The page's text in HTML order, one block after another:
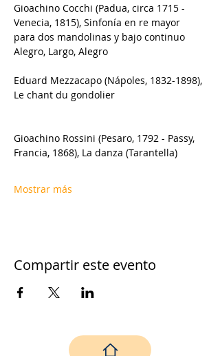
Gioachino Cocchi (Padua, circa 1715 -
Venecia, 1815), Sinfonía en re mayor
para dos mandolinas y bajo continuo
Alegro, Largo, Alegro
Eduard Mezzacapo (Nápoles, 1832-1898),
Le chant du gondolier
Gioachino Rossini (Pesaro, 1792 - Passy,
Francia, 1868), La danza (Tarantella)
Mostrar más
Compartir este evento